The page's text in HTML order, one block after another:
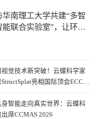
南理工大学共建“多智
联合实验室”，让环境
觉技术新突破！云蝶科学家
亮相国际顶会ECCV
智能走向真实世界：云蝶科
席CCMAS 2026